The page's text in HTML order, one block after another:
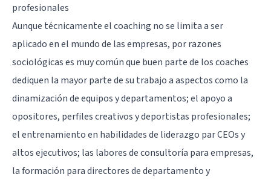
profesionales
Aunque técnicamente el coaching no se limita a ser
aplicado en el mundo de las empresas, por razones
sociológicas es muy común que buen parte de los coaches
dediquen la mayor parte de su trabajo a aspectos como la
dinamización de equipos y departamentos; el apoyo a
opositores, perfiles creativos y deportistas profesionales;
el entrenamiento en habilidades de liderazgo par CEOs y
altos ejecutivos; las labores de consultoría para empresas,
la formación para directores de departamento y